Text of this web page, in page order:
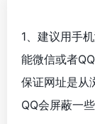
1、建议用手
能微信或者
保证网址是从
QQ会屏蔽一